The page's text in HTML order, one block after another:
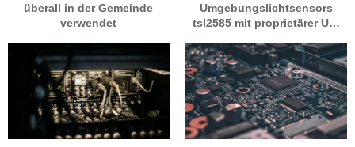
überall in der Gemeinde
verwendet
Umgebungslichtsensors
tsl2585 mit proprietärer UV-
Lichterkennungstechnologie